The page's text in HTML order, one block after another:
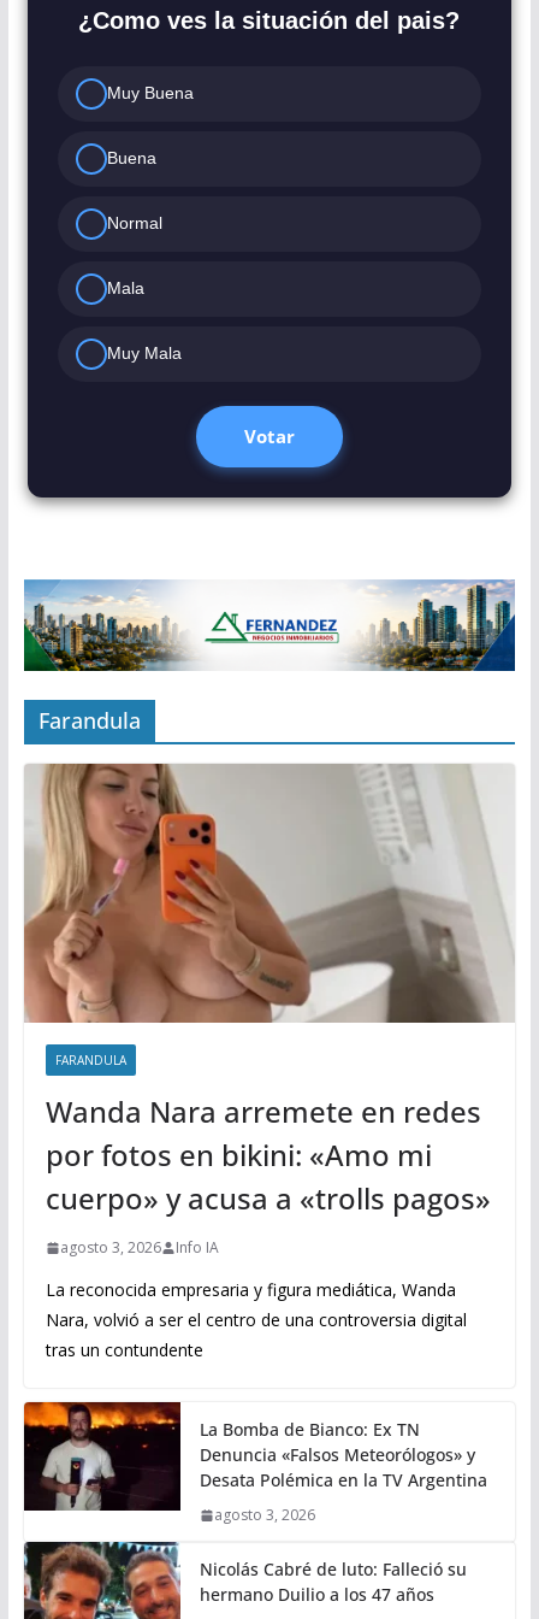
¿Como ves la situación del pais?
Muy Buena
Buena
Normal
Mala
Muy Mala
Votar
Farandula
FARANDULA
Wanda Nara arremete en redes
por fotos en bikini: «Amo mi
cuerpo» y acusa a «trolls pagos»
agosto 3, 2026 Info IA
La reconocida empresaria y figura mediática, Wanda
Nara, volvió a ser el centro de una controversia digital
tras un contundente
La Bomba de Bianco: Ex TN
Denuncia «Falsos Meteorólogos» y
Desata Polémica en la TV Argentina
agosto 3, 2026
Nicolás Cabré de luto: Falleció su
hermano Duilio a los 47 años